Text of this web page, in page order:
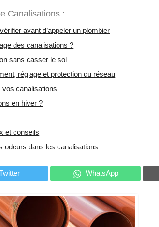
Canalisations :
avant d’appeler un plombier
des canalisations ?
sans casser le sol
réglage et protection du réseau
vos canalisations
en hiver ?
et conseils
odeurs dans les canalisations
WhatsApp